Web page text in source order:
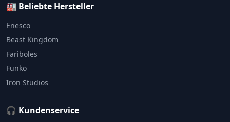
🏭 Beliebte Hersteller
Enesco
Beast Kingdom
Fariboles
Funko
Iron Studios
🎧 Kundenservice